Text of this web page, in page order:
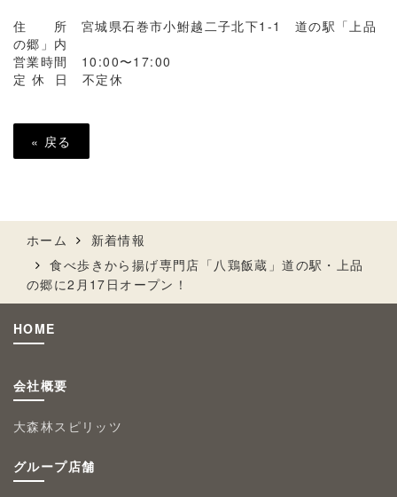
住 所 宮城県石巻市小鮒越二子北下1-1 道の駅「上品
の郷」内
営業時間 10:00〜17:00
定 休 日 不定休
« 戻る
ホーム
新着情報
食べ歩きから揚げ専門店「八鶏飯蔵」道の駅・上品
の郷に2月17日オープン！
HOME
会社概要
大森林スピリッツ
グループ店舗